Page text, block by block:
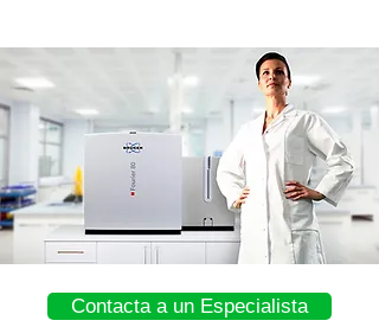
Contacta a un Especialista